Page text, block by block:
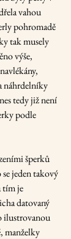
vahou
pohromadě
tak musely
výše,
náhrdelníky
tedy již není
podle
šperků
jeden takový
tím je
datovaný
ilustrovanou
manželky